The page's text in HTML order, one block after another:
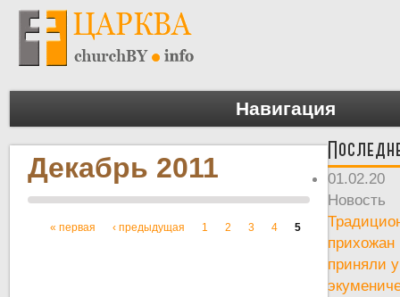
Навигация
Декабрь 2011
Страницы
« первая ‹ предыдущая 1 2 3 4 5
01.02.20
Новость
приняли